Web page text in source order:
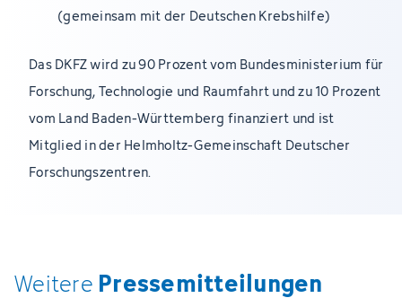
(gemeinsam mit der Deutschen Krebshilfe)
Das DKFZ wird zu 90 Prozent vom Bundesministerium für
Forschung, Technologie und Raumfahrt und zu 10 Prozent
vom Land Baden-Württemberg finanziert und ist
Mitglied in der Helmholtz-Gemeinschaft Deutscher
Forschungszentren.
Weitere Pressemitteilungen